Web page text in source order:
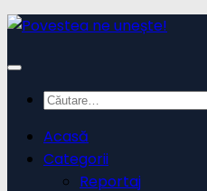
Skip
content
Caută
Acasă
Categorii
Reportaj